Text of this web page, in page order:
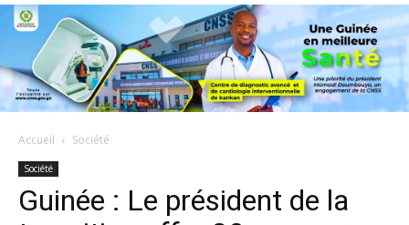
Accueil Société
Société
Guinée : Le président de la